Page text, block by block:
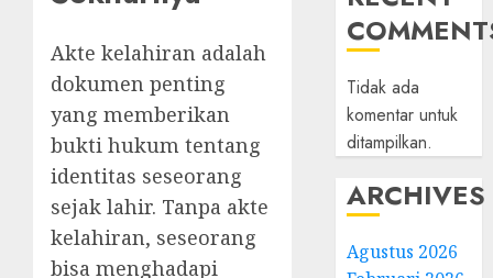
Akte kelahiran adalah
dokumen penting
yang memberikan
bukti hukum tentang
identitas seseorang
sejak lahir. Tanpa akte
kelahiran, seseorang
bisa menghadapi
Tidak ada
komentar untuk
ditampilkan.
ARCHIVES
Agustus 2026